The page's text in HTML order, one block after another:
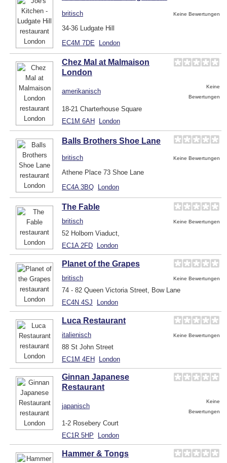
britisch Keine Bewertungen
34-36 Ludgate Hill
EC4M 7DE
London
Chez Mal at Malmaison
London
amerikanisch
Keine
Bewertungen
18-21 Charterhouse Square
EC1M 6AH London
Balls Brothers Shoe Lane
britisch Keine Bewertungen
Athene Place 73 Shoe Lane
EC4A 3BQ London
The Fable
britisch Keine Bewertungen
52 Holborn Viaduct,
EC1A 2FD London
Planet of the Grapes
britisch Keine Bewertungen
74 - 82 Queen Victoria Street, Bow Lane
EC4N 4SJ
London
Luca Restaurant
italienisch Keine Bewertungen
88 St John Street
EC1M 4EH London
Ginnan Japanese
Restaurant
japanisch
Keine
Bewertungen
1-2 Rosebery Court
EC1R 5HP
London
Hammer & Tongs